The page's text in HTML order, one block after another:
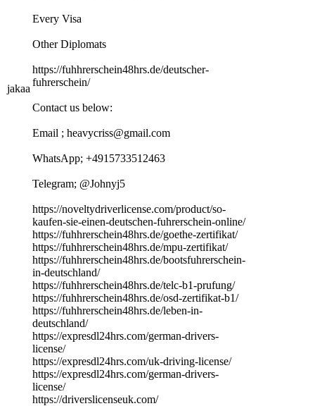
jakaa
Every Visa
Other Diplomats
https://fuhhrerschein48hrs.de/deutscher-
fuhrerschein/
Contact us below:
Email ; heavycriss@gmail.com
WhatsApp; +4915733512463
Telegram; @Johnyj5
https://noveltydriverlicense.com/product/so-
kaufen-sie-einen-deutschen-fuhrerschein-online/
https://fuhhrerschein48hrs.de/goethe-zertifikat/
https://fuhhrerschein48hrs.de/mpu-zertifikat/
https://fuhhrerschein48hrs.de/bootsfuhrerschein-
in-deutschland/
https://fuhhrerschein48hrs.de/telc-b1-prufung/
https://fuhhrerschein48hrs.de/osd-zertifikat-b1/
https://fuhhrerschein48hrs.de/leben-in-
deutschland/
https://expresdl24hrs.com/german-drivers-
license/
https://expresdl24hrs.com/uk-driving-license/
https://expresdl24hrs.com/german-drivers-
license/
https://driverslicenseuk.com/